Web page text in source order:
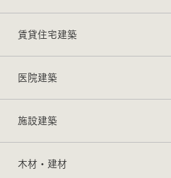
賃貸住宅建築
医院建築
施設建築
木材・建材